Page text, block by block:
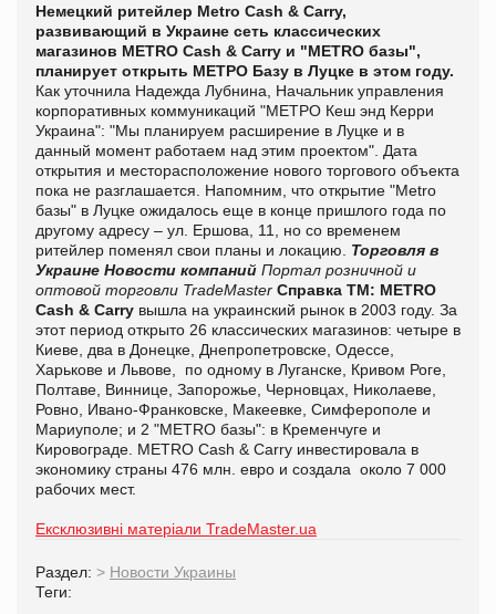
Немецкий ритейлер Metro Cash & Carry,
развивающий в Украине сеть классических
магазинов METRO Cash & Carry и "METRO базы",
планирует открыть МЕТРО Базу в Луцке в этом году.
Как уточнила Надежда Лубнина, Начальник управления
корпоративных коммуникаций "МЕТРО Кеш энд Керри
Украина": "Мы планируем расширение в Луцке и в
данный момент работаем над этим проектом". Дата
открытия и месторасположение нового торгового объекта
пока не разглашается. Напомним, что открытие "Metro
базы" в Луцке ожидалось еще в конце пришлого года по
другому адресу – ул. Ершова, 11, но со временем
ритейлер поменял свои планы и локацию. Торговля в
Украине Новости компаний Портал розничной и
оптовой торговли TradeMaster Справка ТМ: METRO
Cash & Carry вышла на украинский рынок в 2003 году. За
этот период открыто 26 классических магазинов: четыре в
Киеве, два в Донецке, Днепропетровске, Одессе,
Харькове и Львове, по одному в Луганске, Кривом Роге,
Полтаве, Виннице, Запорожье, Черновцах, Николаеве,
Ровно, Ивано-Франковске, Макеевке, Симферополе и
Мариуполе; и 2 "METRO базы": в Кременчуге и
Кировограде. METRO Cash & Carry инвестировала в
экономику страны 476 млн. евро и создала около 7 000
рабочих мест.
Ексклюзивні матеріали TradeMaster.ua
Раздел: > Новости Украины
Теги: